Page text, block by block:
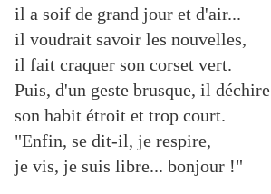
il a soif de grand jour et d'air...
il voudrait savoir les nouvelles,
il fait craquer son corset vert.
Puis, d'un geste brusque, il déchire
son habit étroit et trop court.
"Enfin, se dit-il, je respire,
je vis, je suis libre... bonjour !"